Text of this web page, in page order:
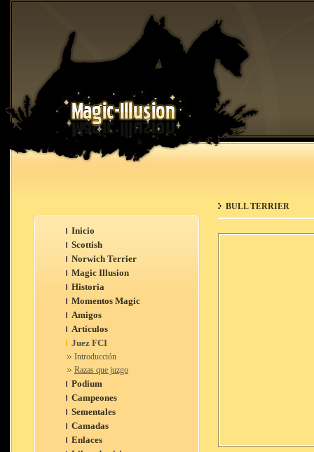
Inicio
Scottish
Norwich Terrier
Magic Illusion
Historia
Momentos Magic
Amigos
Artículos
Juez FCI
Introducción
Razas que juzgo
Podium
Campeones
Sementales
Camadas
Enlaces
BULL TERRIER